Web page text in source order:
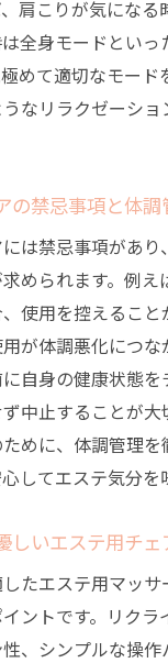
肩こりが気になる
全身モードとい
めて適切なモード
なリラクゼーシ
の禁忌事項と体
は禁忌事項があり
められます。例え
使用を控えること
が体調悪化につな
自身の健康状態
中止することが大
めに、体調管理
してエステ気分を
しいエステ用チ
たエステ用マッ
ントです。リクラ
、シンプルな操